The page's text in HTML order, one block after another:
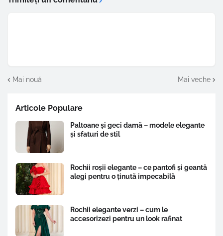
Mai nouă Mai veche
Articole Populare
Paltoane și geci damă – modele elegante
și sfaturi de stil
Rochii roșii elegante – ce pantofi și geantă
alegi pentru o ținută impecabilă
Rochii elegante verzi – cum le
accesorizezi pentru un look rafinat